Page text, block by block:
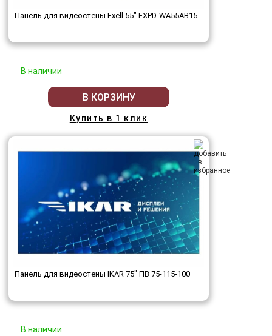
Панель для видеостены Exell 55" EXPD-WA55AB15
В наличии
В КОРЗИНУ
Купить в 1 клик
Панель для видеостены IKAR 75" ПВ 75-115-100
В наличии